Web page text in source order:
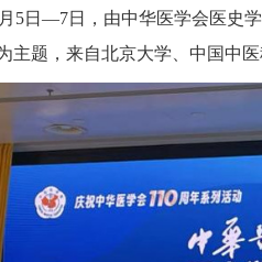
5日—7日，由中华医学会医史
主题，来自北京大学、中国中